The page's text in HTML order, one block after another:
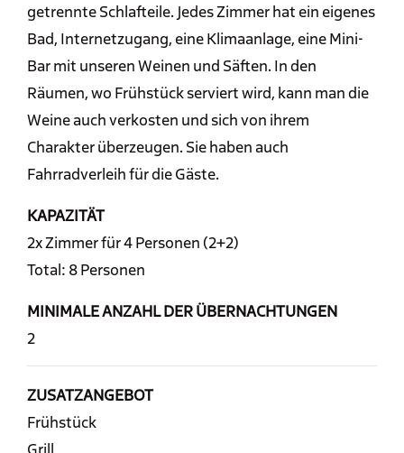
getrennte Schlafteile. Jedes Zimmer hat ein eigenes
Bad, Internetzugang, eine Klimaanlage, eine Mini-
Bar mit unseren Weinen und Säften. In den
Räumen, wo Frühstück serviert wird, kann man die
Weine auch verkosten und sich von ihrem
Charakter überzeugen. Sie haben auch
Fahrradverleih für die Gäste.
KAPAZITÄT
2x Zimmer für 4 Personen (2+2)
Total: 8 Personen
MINIMALE ANZAHL DER ÜBERNACHTUNGEN
2
ZUSATZANGEBOT
Frühstück
Grill